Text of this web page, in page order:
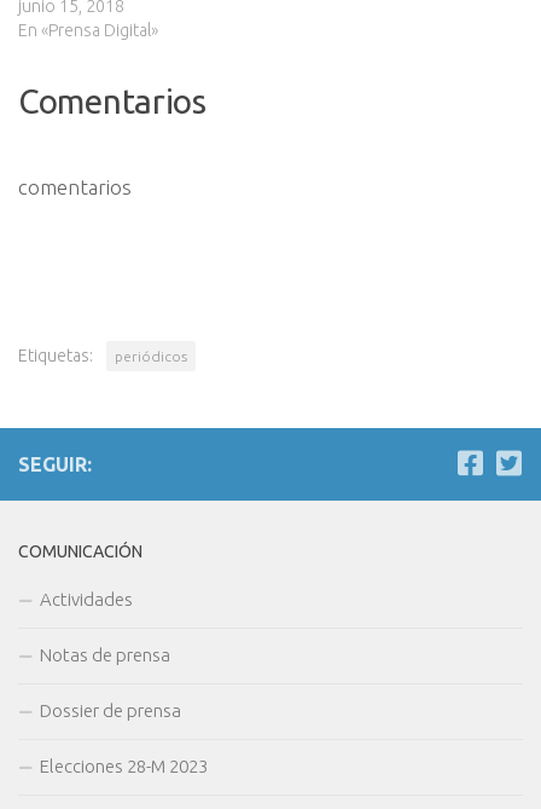
junio 15, 2018
En «Prensa Digital»
Comentarios
comentarios
Etiquetas: periódicos
SEGUIR:
COMUNICACIÓN
Actividades
Notas de prensa
Dossier de prensa
Elecciones 28-M 2023